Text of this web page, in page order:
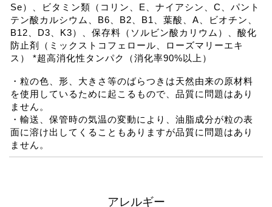
Se）、ビタミン類（コリン、E、ナイアシン、C、パント
テン酸カルシウム、B6、B2、B1、葉酸、A、ビオチン、
B12、D3、K3）、保存料（ソルビン酸カリウム）、酸化
防止剤（ミックストコフェロール、ローズマリーエキ
ス） *超高消化性タンパク（消化率90%以上）
・粒の色、形、大きさ等のばらつきは天然由来の原材料
を使用しているために起こるもので、品質に問題はあり
ません。
・輸送、保管時の気温の変動により、油脂成分が粒の表
面に溶け出してくることもありますが品質に問題はあり
ません。
アレルギー